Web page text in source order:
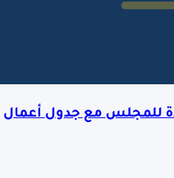
للمجلس مع جدول أعمال